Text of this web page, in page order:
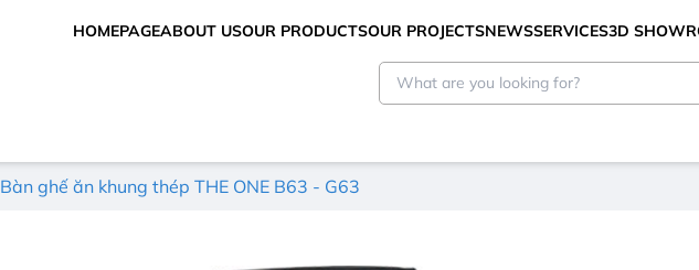
HOMEPAGEABOUT USOUR PRODUCTSOUR PROJECTSNEWSSERVICES3D
Bàn ghế ăn khung thép THE ONE B63 - G63